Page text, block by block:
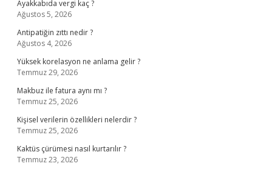
Ayakkabıda vergi kaç ?
Ağustos 5, 2026
Antipatiğin zıttı nedir ?
Ağustos 4, 2026
Yüksek korelasyon ne anlama gelir ?
Temmuz 29, 2026
Makbuz ile fatura aynı mı ?
Temmuz 25, 2026
Kişisel verilerin özellikleri nelerdir ?
Temmuz 25, 2026
Kaktüs çürümesi nasıl kurtarılır ?
Temmuz 23, 2026